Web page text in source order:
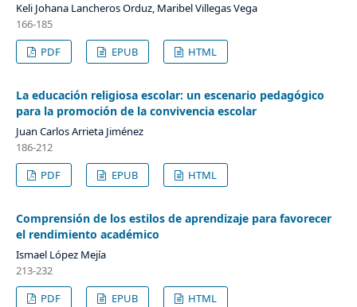
Keli Johana Lancheros Orduz, Maribel Villegas Vega
166-185
PDF
EPUB HTML
La educación religiosa escolar: un escenario pedagógico
para la promoción de la convivencia escolar
Juan Carlos Arrieta Jiménez
186-212
PDF
EPUB HTML
Comprensión de los estilos de aprendizaje para favorecer
el rendimiento académico
Ismael López Mejía
213-232
PDF
EPUB HTML